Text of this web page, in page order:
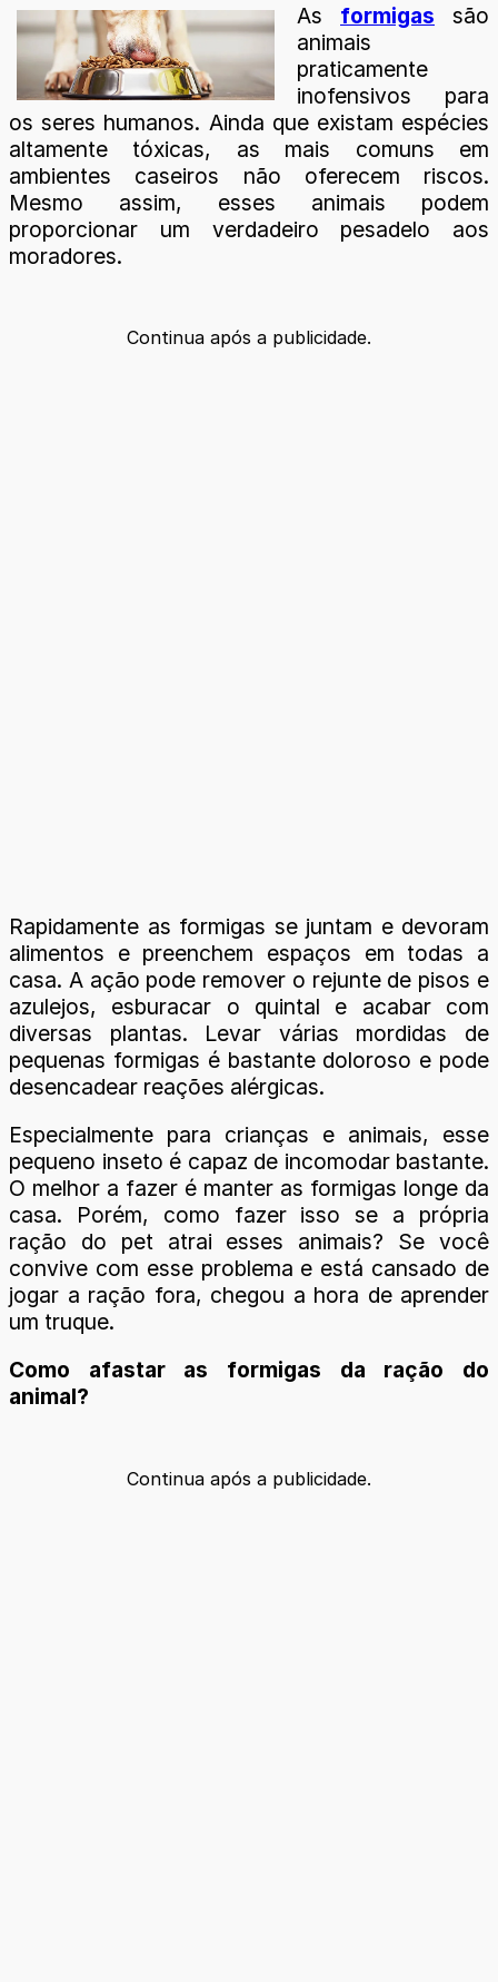
As formigas são
animais
praticamente
inofensivos para
os seres humanos. Ainda que existam espécies
altamente tóxicas, as mais comuns em
ambientes caseiros não oferecem riscos.
Mesmo assim, esses animais podem
proporcionar um verdadeiro pesadelo aos
moradores.
Continua após a publicidade.
Rapidamente as formigas se juntam e devoram
alimentos e preenchem espaços em todas a
casa. A ação pode remover o rejunte de pisos e
azulejos, esburacar o quintal e acabar com
diversas plantas. Levar várias mordidas de
pequenas formigas é bastante doloroso e pode
desencadear reações alérgicas.
Especialmente para crianças e animais, esse
pequeno inseto é capaz de incomodar bastante.
O melhor a fazer é manter as formigas longe da
casa. Porém, como fazer isso se a própria
ração do pet atrai esses animais? Se você
convive com esse problema e está cansado de
jogar a ração fora, chegou a hora de aprender
um truque.
Como afastar as formigas da ração do
animal?
Continua após a publicidade.